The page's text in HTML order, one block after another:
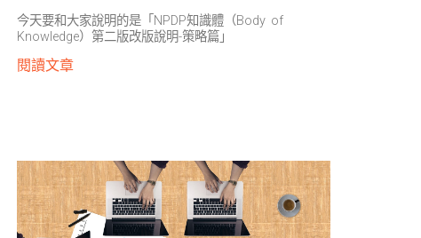
今天要和大家說明的是「NPDP知識體（Body of
Knowledge）第二版改版說明-策略篇」
閱讀文章